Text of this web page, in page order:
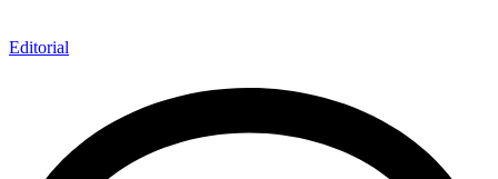
Editorial